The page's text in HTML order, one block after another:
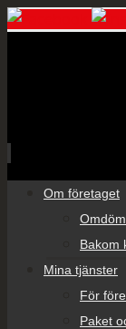
Om företaget
Bakom
Mina tjänster
För
Paket